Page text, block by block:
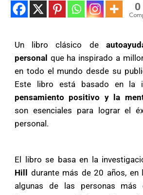
0
Un libro clásico de
personal que ha inspirado a
en todo el mundo desde su
Este libro está basado en la
pensamiento positivo y la
son esenciales para lograr el
personal.
El libro se basa en la
Hill
durante más de 20 años, en
algunas de las personas más